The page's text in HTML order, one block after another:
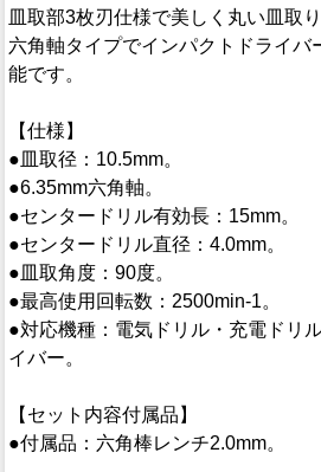
皿取部3枚刃仕様で美しく丸い皿取
六角軸タイプでインパクトドライバ
能です。
【仕様】
●皿取径：10.5mm。
●6.35mm六角軸。
●センタードリル有効長：15mm。
●センタードリル直径：4.0mm。
●皿取角度：90度。
●最高使用回転数：2500min-1。
●対応機種：電気ドリル・充電ドリ
イバー。
【セット内容付属品】
●付属品：六角棒レンチ2.0mm。